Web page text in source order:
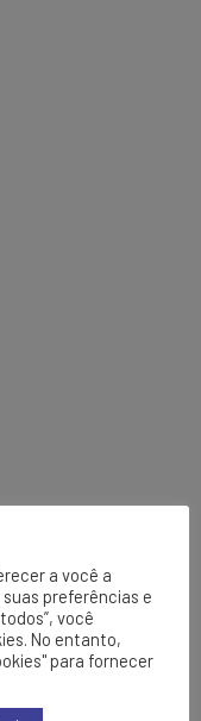
a você a
preferências e
você
No entanto,
para fornecer